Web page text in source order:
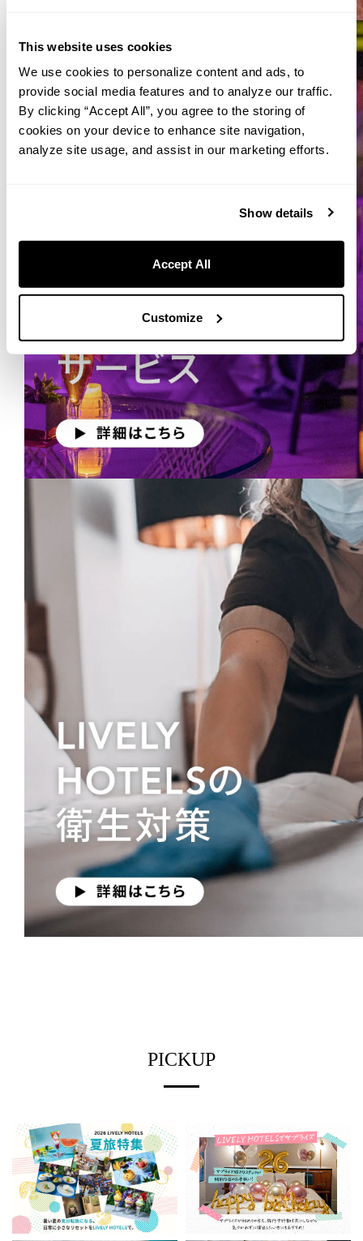
This website uses cookies
We use cookies to personalize content and ads, to
provide social media features and to analyze our traffic.
By clicking “Accept All”, you agree to the storing of
cookies on your device to enhance site navigation,
analyze site usage, and assist in our marketing efforts.
Show details
Accept All
Customize
PICKUP